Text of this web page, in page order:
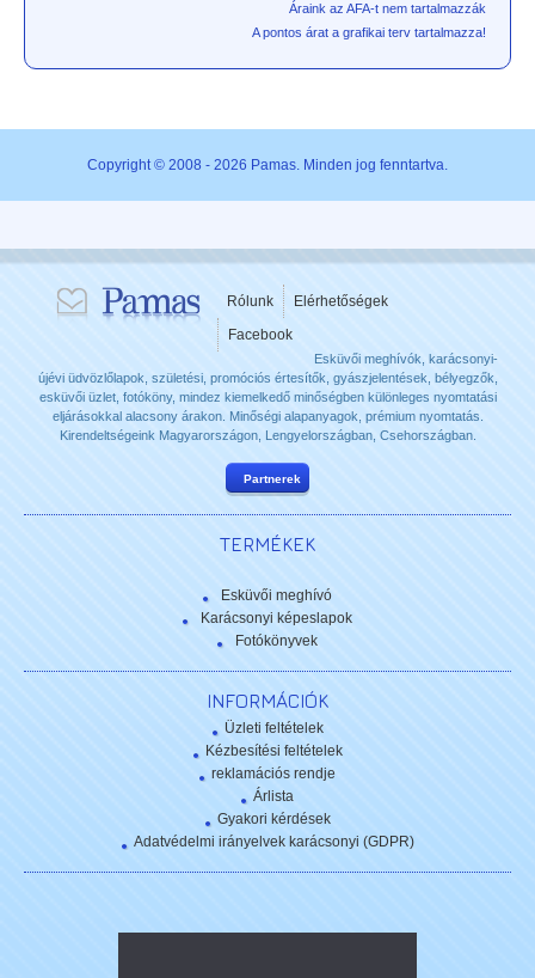
Áraink az AFA-t nem tartalmazzák
A pontos árat a grafikai terv tartalmazza!
Copyright © 2008 - 2026 Pamas. Minden jog fenntartva.
Rólunk
Elérhetőségek
Facebook
Esküvői meghívók, karácsonyi-
újévi üdvözlőlapok, születési, promóciós értesítők, gyászjelentések, bélyegzők,
esküvői üzlet, fotóköny, mindez kiemelkedő minőségben különleges nyomtatási
eljárásokkal alacsony árakon. Minőségi alapanyagok, prémium nyomtatás.
Kirendeltségeink Magyarországon, Lengyelországban, Csehországban.
Partnerek
TERMÉKEK
Esküvői meghívó
Karácsonyi képeslapok
Fotókönyvek
INFORMÁCIÓK
Üzleti feltételek
Kézbesítési feltételek
reklamációs rendje
Árlista
Gyakori kérdések
Adatvédelmi irányelvek karácsonyi (GDPR)